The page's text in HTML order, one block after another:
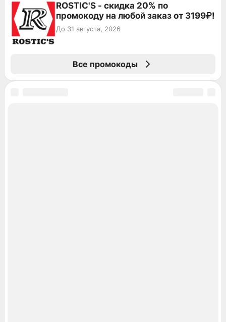
ROSTIC'S - скидка 20% по
промокоду на любой заказ от 3199₽!
До 31 августа, 2026
Все промокоды